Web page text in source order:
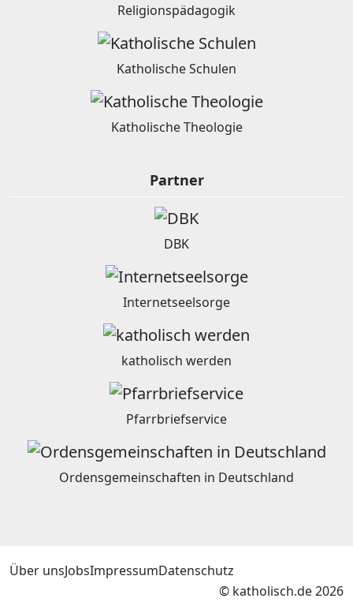
Religionspädagogik
Katholische Schulen
Katholische Theologie
Partner
DBK
Internetseelsorge
katholisch werden
Pfarrbriefservice
Ordensgemeinschaften in Deutschland
Über unsJobsImpressumDatenschutz
© katholisch.de 2026